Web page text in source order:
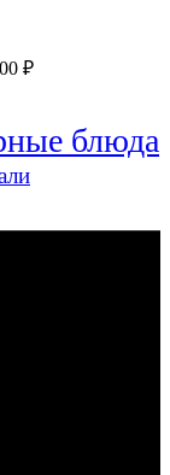
₽
блюда